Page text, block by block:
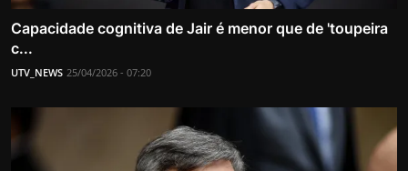
Capacidade cognitiva de Jair é menor que de 'toupeira
c...
UTV_NEWS 25/04/2026 - 07:20